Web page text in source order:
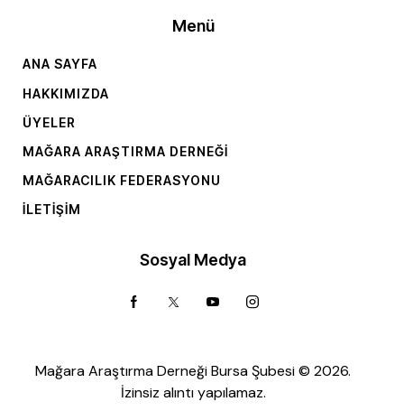
Menü
ANA SAYFA
HAKKIMIZDA
ÜYELER
MAĞARA ARAŞTIRMA DERNEĞI
MAĞARACILIK FEDERASYONU
İLETIŞIM
Sosyal Medya
Mağara Araştırma Derneği Bursa Şubesi © 2026.
İzinsiz alıntı yapılamaz.